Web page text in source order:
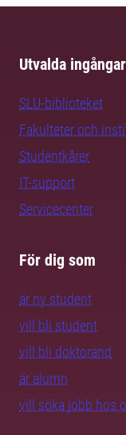
Utvalda ingångar
SLU-biblioteket
Fakulteter och
Studentkårer
IT-support
Servicecenter
För dig som
är ny student
vill bli student
vill bli doktorand
är alumn
vill söka jobb hos